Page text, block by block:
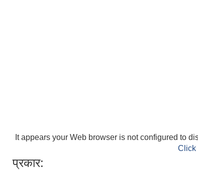
It appears your Web browser is not configured to
Click
प्रकार: